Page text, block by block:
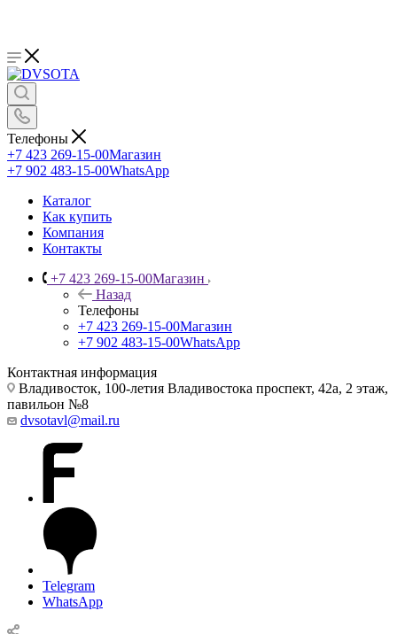
Телефоны
+7 423 269-15-00Магазин
+7 902 483-15-00WhatsApp
Каталог
Как купить
Компания
Контакты
+7 423 269-15-00Магазин
Назад
Телефоны
+7 423 269-15-00Магазин
+7 902 483-15-00WhatsApp
Контактная информация
Владивосток, 100-летия Владивостока проспект, 42а, 2 этаж,
павильон №8
dvsotavl@mail.ru
Telegram
WhatsApp